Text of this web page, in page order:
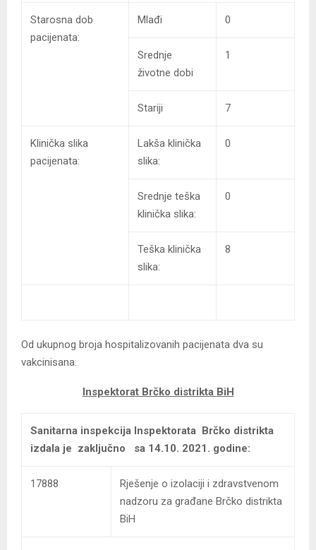
Starosna dob
pacijenata:
Mlađi 0
Srednje
životne dobi
1
Stariji 7
Klinička slika
pacijenata:
Lakša klinička
slika:
0
Srednje teška
klinička slika:
0
Teška klinička
slika:
8
Od ukupnog broja hospitalizovanih pacijenata dva su
vakcinisana.
Inspektorat Brčko distrikta BiH
Sanitarna inspekcija Inspektorata Brčko distrikta
izdala je zaključno sa 14.10. 2021. godine:
17888
Rješenje o izolaciji i zdravstvenom
nadzoru za građane Brčko distrikta
BiH